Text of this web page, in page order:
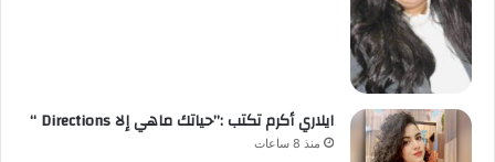
ايلاري أكرم تكتب :”حياتك ماهي إلا Directions “
منذ 8 ساعات